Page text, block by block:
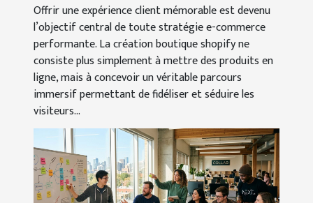
Offrir une expérience client mémorable est devenu
l’objectif central de toute stratégie e-commerce
performante. La création boutique shopify ne
consiste plus simplement à mettre des produits en
ligne, mais à concevoir un véritable parcours
immersif permettant de fidéliser et séduire les
visiteurs...